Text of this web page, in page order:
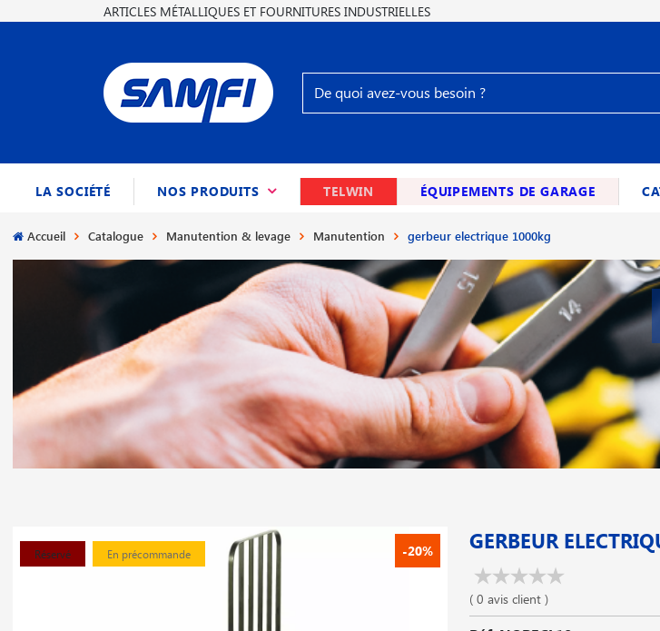
ARTICLES MÉTALLIQUES ET FOURNITURES INDUSTRIELLES
LA SOCIÉTÉ NOS PRODUITS (CURRENT)TELWIN ÉQUIPEMENTS DE GARAGE
Accueil Catalogue Manutention & levage Manutention gerbeur electrique 1000kg
-20%
Réservé En précommande GERBEUR
( 0 avis client )